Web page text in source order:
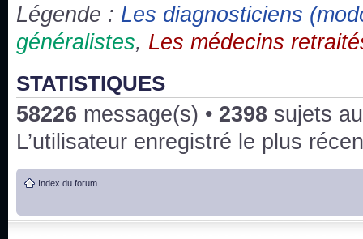
Un peu de ménage, spams supprimés. Depuis
chaines françaises diffusent House, HD1 et
3x24 Human Error mais je suis pas sur
Bonjour j'aimerais que l'on m'aide à trouver un
qu'une personne fait un arrêt cardiaque mais
:he:
Légende : Les diagnosticiens
généralistes, Les médecins
STATISTIQUES
58226 message(s) • 2398 sujets
L’utilisateur enregistré le plus
Index du forum